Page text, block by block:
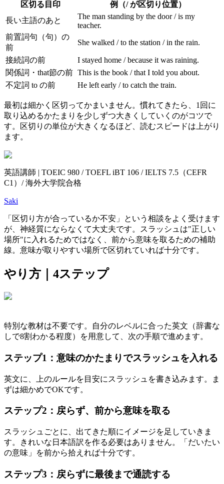
区切る目印
例（/ が区切り位置）
長い主語のあと
The man standing by the door / is my
teacher.
前置詞句（句）の
前
She walked / to the station / in the rain.
接続詞の前
I stayed home / because it was raining.
関係詞・that節の前 This is the book / that I told you about.
不定詞 to の前
He left early / to catch the train.
最初は細かく区切ってかまいません。慣れてきたら、1回に
取り込めるかたまりを少しずつ大きくしていくのがコツで
す。区切りの単位が大きくなるほど、読むスピードは上がり
ます。
英語講師 | TOEIC 980 / TOEFL iBT 106 / IELTS 7.5（CEFR
C1）/ 海外大学院合格
Saki
「区切り方が合っているか不安」という相談をよく受けます
が、神経質にならなくて大丈夫です。スラッシュは"正しい
場所"に入れるためではなく、前から意味を取るための補助
線。意味が取りやすい場所で区切れていれば十分です。
やり方｜4ステップ
特別な教材は不要です。自分のレベルに合った英文（辞書な
しで8割わかる程度）を用意して、次の手順で進めます。
ステップ1：意味のかたまりでスラッシュを入れる
英文に、上のルールを目安にスラッシュを書き込みます。ま
ずは細かめでOKです。
ステップ2：戻らず、前から意味を取る
スラッシュごとに、出てきた順にイメージを足していきま
す。きれいな日本語訳を作る必要はありません。「だいたい
の意味」を前から拾えれば十分です。
ステップ3：戻らずに最後まで通読する